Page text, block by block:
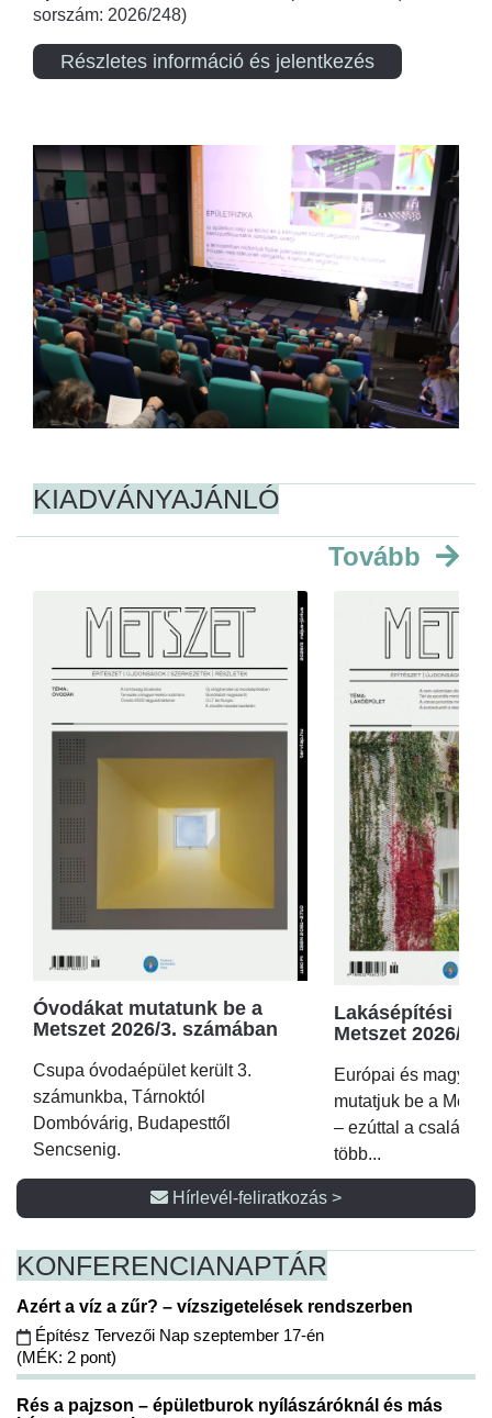
sorszám: 2026/248)
Részletes információ és jelentkezés
KIADVÁNYAJÁNLÓ
Tovább
Óvodákat mutatunk be a
Metszet 2026/3. számában
Csupa óvodaépület került 3.
számunkba, Tárnoktól
Dombóvárig, Budapesttől
Sencsenig.
Lakásépítési
Metszet 2026/2.
Európai és magyar
mutatjuk be a
– ezúttal a családi
több...
Hírlevél-feliratkozás >
KONFERENCIANAPTÁR
Azért a víz a zűr? – vízszigetelések rendszerben
Építész Tervezői Nap szeptember 17-én
(MÉK: 2 pont)
Rés a pajzson – épületburok nyílászáróknál és más